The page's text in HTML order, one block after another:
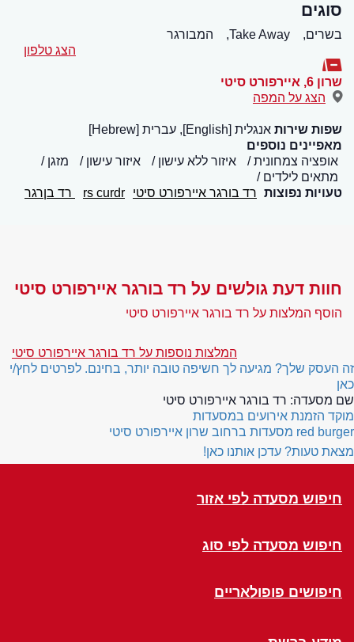
סוגים
בשרים, Take Away,
המבורגר
הצג טלפון
שרון 6 , איירפורט סיטי
הצג על המפה
שפות שירות אנגלית [English], עברית [Hebrew]
מאפיינים נוספים
אופציה צמחונית
איזור ללא עישון איזור עישון
מזגן
מתאים לילדים
טעויות נפוצות רד בורגר איירפורט סיטי rs curdr רד בןרגר
חוות דעת גולשים על רד בורגר איירפורט סיטי
הוסף המלצות על רד בורגר איירפורט סיטי
המלצות נוספות על רד בורגר איירפורט סיטי
זה העסק שלך? מגיעה לך חשיפה טובה יותר, בחינם. לפרטים לחץ/י
כאן
שם מסעדה: רד בורגר איירפורט סיטי
מוקד הזמנת אירועים במסעדות
red burger מסעדות ברחוב שרון איירפורט סיטי
מצאת טעות? עדכן אותנו כאן!
חיפוש מסעדה לפי אזור
חיפוש מסעדה לפי סוג
חיפושים פופולאריים